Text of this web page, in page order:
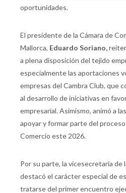
oportunidades.
El presidente de la Cámara de
Mallorca, Eduardo Soriano,
a plena disposición del tejido
especialmente las aportaciones
empresas del Cambra Club, que
al desarrollo de iniciativas en
empresarial. Asimismo, animó a
apoyar y formar parte del
Comercio este 2026.
Por su parte, la vicesecretaria de
destacó el carácter especial de
tratarse del primer encuentro